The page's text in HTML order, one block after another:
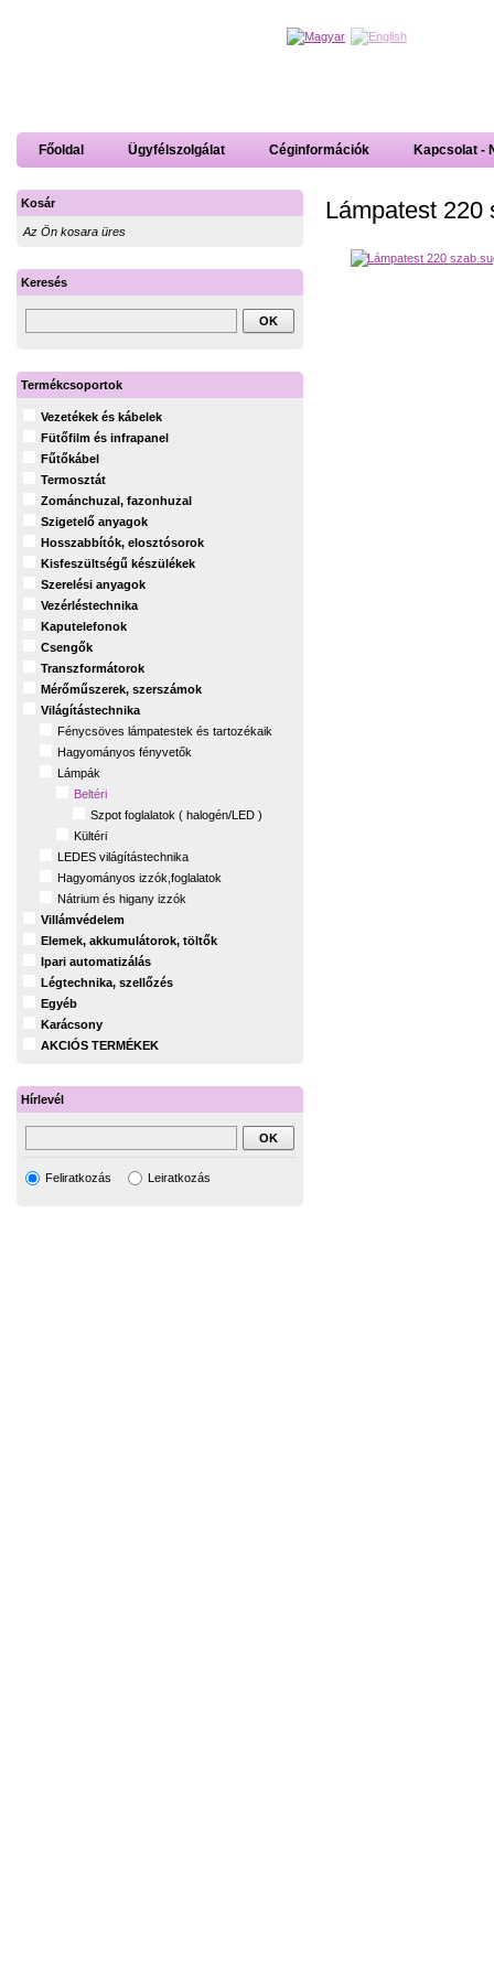
Főoldal Ügyfélszolgálat Céginformációk Kapcsolat -
Lámpatest 220
Kosár
Az Ön kosara üres
Keresés
Termékcsoportok
Vezetékek és kábelek
Fütőfilm és infrapanel
Fűtőkábel
Termosztát
Zománchuzal, fazonhuzal
Szigetelő anyagok
Hosszabbítók, elosztósorok
Kisfeszültségű készülékek
Szerelési anyagok
Vezérléstechnika
Kaputelefonok
Csengők
Transzformátorok
Mérőműszerek, szerszámok
Világítástechnika
Fénycsöves lámpatestek és tartozékaik
Hagyományos fényvetők
Lámpák
Beltéri
Szpot foglalatok ( halogén/LED )
Kültéri
LEDES világítástechnika
Hagyományos izzók,foglalatok
Nátrium és higany izzók
Villámvédelem
Elemek, akkumulátorok, töltők
Ipari automatizálás
Légtechnika, szellőzés
Egyéb
Karácsony
AKCIÓS TERMÉKEK
Hírlevél
Feliratkozás Leiratkozás